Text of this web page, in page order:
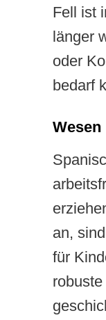
Fell ist
länger
oder
bedarf
Wesen
an,
für